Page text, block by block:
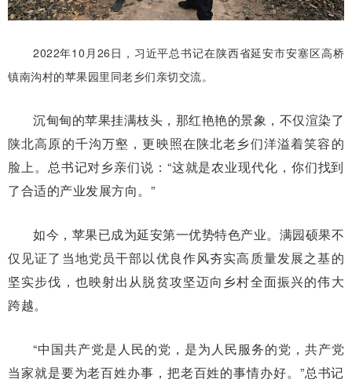
2022年10月26日，习近平总书记在陕西省延安市安塞区高桥
镇南沟村的苹果园里同老乡们亲切交流。
沉甸甸的苹果挂满枝头，那红艳艳的景象，不仅渲染了
陕北高原的千沟万壑，更映照在陕北老乡们洋溢着笑容的
脸上。总书记对乡亲们说：“这就是农业现代化，你们找到
了合适的产业发展方向。”
如今，苹果已成为延安第一优势特色产业。满园硕果不
仅见证了当地党员干部以优良作风夯实高质量发展之基的
坚实步伐，也映射出从脱贫攻坚迈向乡村全面振兴的伟大
跨越。
“中国共产党是人民的党，是为人民服务的党，共产党
当家就是要为老百姓办事，把老百姓的事情办好。”总书记